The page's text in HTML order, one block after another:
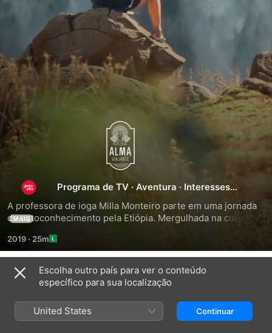
Alma
Viajante
Programa de TV · Aventura · Interesses
A professora de ioga Milla Monteiro parte em uma jornada
de autoconhecimento pela Etiópia. Mergulhada na cultura
compartilhando histórias e vivenciando toda a devoção e
religião do local.
MAIS
2019 · 25m
Temporada 1
Escolha outro país para ver o conteúdo
específico para sua localização
United States Continuar